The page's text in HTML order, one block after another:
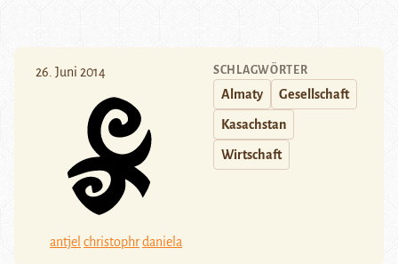
26. Juni 2014
antjel christophrdaniela
SCHLAGWÖRTER
Almaty Gesellschaft
Kasachstan
Wirtschaft